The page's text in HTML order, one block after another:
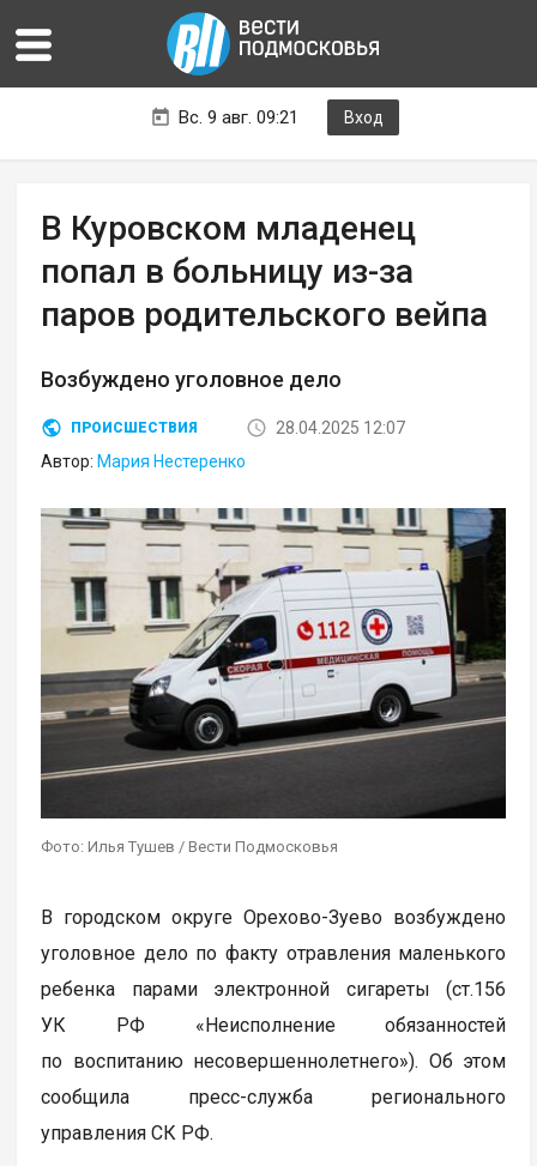
Вс. 9 авг. 09:21 Вход
В Куровском младенец
попал в больницу из-за
паров родительского вейпа
Возбуждено уголовное дело
ПРОИСШЕСТВИЯ
28.04.2025 12:07
Автор: Мария Нестеренко
Фото: Илья Тушев / Вести Подмосковья
В городском округе Орехово-Зуево возбуждено
уголовное дело по факту отравления маленького
ребенка парами электронной сигареты (ст.156
УК РФ «Неисполнение обязанностей
по воспитанию несовершеннолетнего»). Об этом
сообщила пресс-служба регионального
управления СК РФ.